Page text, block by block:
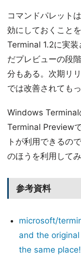
コマンドパレット
効にしておくこと
Terminal 1.2に実装
だプレビューの段
分もある。次期リ
では改善されても
Windows Terminal
Terminal Preview
トが利用できるの
のほうを利用して
参考資料
microsoft/
and the
the same place!